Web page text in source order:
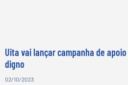
Uita vai lançar campanha de
digno
02/10/2023